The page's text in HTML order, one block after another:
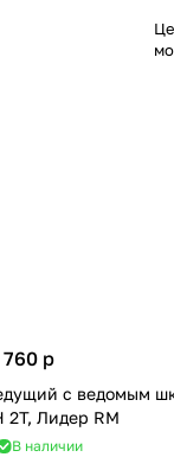
760 p
с ведомым
2Т, Лидер RM
В наличии